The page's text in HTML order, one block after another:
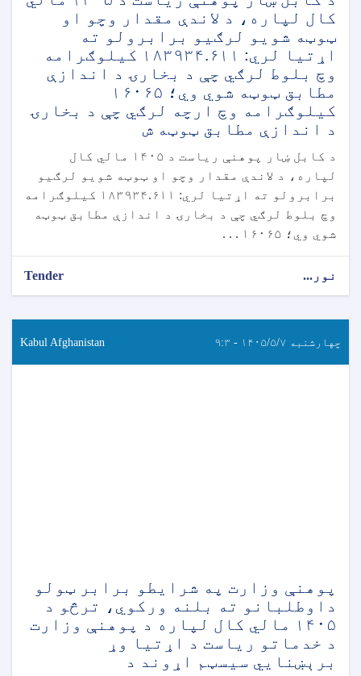
کال لپاره، د لاندې مقدار وچو او
ټوټه شویو لرګیو برابرولو ته
اړتیا لري: ۱۸۳۹۳۴.۶۱۱ کیلوګرامه
وچ بلوط لرګي چې د بخارۍ د اندازې
مطابق ټوټه شوي وي؛ ۱۶۰۶۵
کیلوګرامه وچ ارچه لرګي چې د بخارۍ
د اندازې مطابق ټوټه ش
د کابل ښار پوهنې ریاست د ۱۴۰۵ مالي کال
لپاره، د لاندې مقدار وچو او ټوټه شویو لرګیو
برابرولو ته اړتیا لري: ۱۸۳۹۳۴.۶۱۱ کیلوګرامه
وچ بلوط لرګي چې د بخارۍ د اندازې مطابق ټوټه
شوي وي؛ ۱۶۰۶۵ . . .
نور... Tender
چهارشنبه ۱۴۰۵/۵/۷ - ۹:۳ Kabul Afghanistan
پوهنې وزارت په شرایطو برابر ټولو
داوطلبانو ته بلنه ورکوي، ترڅو د
۱۴۰۵ مالي کال لپاره د پوهنې وزارت
د خدماتو ریاست د اړتیا وړ
برېښنايي سیسټم اړوند د